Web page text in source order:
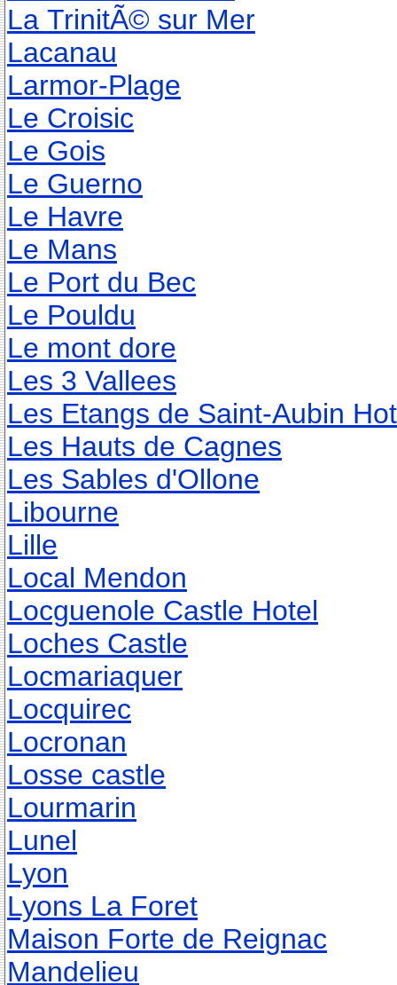
La TrinitÃ© sur Mer
Lacanau
Larmor-Plage
Le Croisic
Le Gois
Le Guerno
Le Havre
Le Mans
Le Port du Bec
Le Pouldu
Le mont dore
Les 3 Vallees
Les Etangs de Saint-Aubin
Les Hauts de Cagnes
Les Sables d'Ollone
Libourne
Lille
Local Mendon
Locguenole Castle Hotel
Loches Castle
Locmariaquer
Locquirec
Locronan
Losse castle
Lourmarin
Lunel
Lyon
Lyons La Foret
Maison Forte de Reignac
Mandelieu